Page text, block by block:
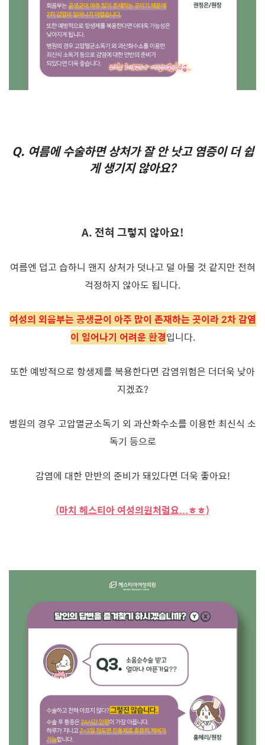
Q. 여름에 수술하면 상처가 잘 안 낫고 염증이 더 쉽
게 생기지 않아요?
A. 전혀 그렇지 않아요!
여름엔 덥고 습하니 왠지 상처가 덧나고 덜 아물 것 같지만 전혀
걱정하지 않아도 됩니다.
여성의 외음부는 공생균이 아주 많이 존재하는 곳이라 2차 감염
이 일어나기 어려운 환경입니다.
또한 예방적으로 항생제를 복용한다면 감염위험은 더더욱 낮아
지겠죠?
병원의 경우 고압멸균소독기 외 과산화수소를 이용한 최신식 소
독기 등으로
감염에 대한 만반의 준비가 돼있다면 더욱 좋아요!
(마치 헤스티아 여성의원처럼요...ㅎㅎ)